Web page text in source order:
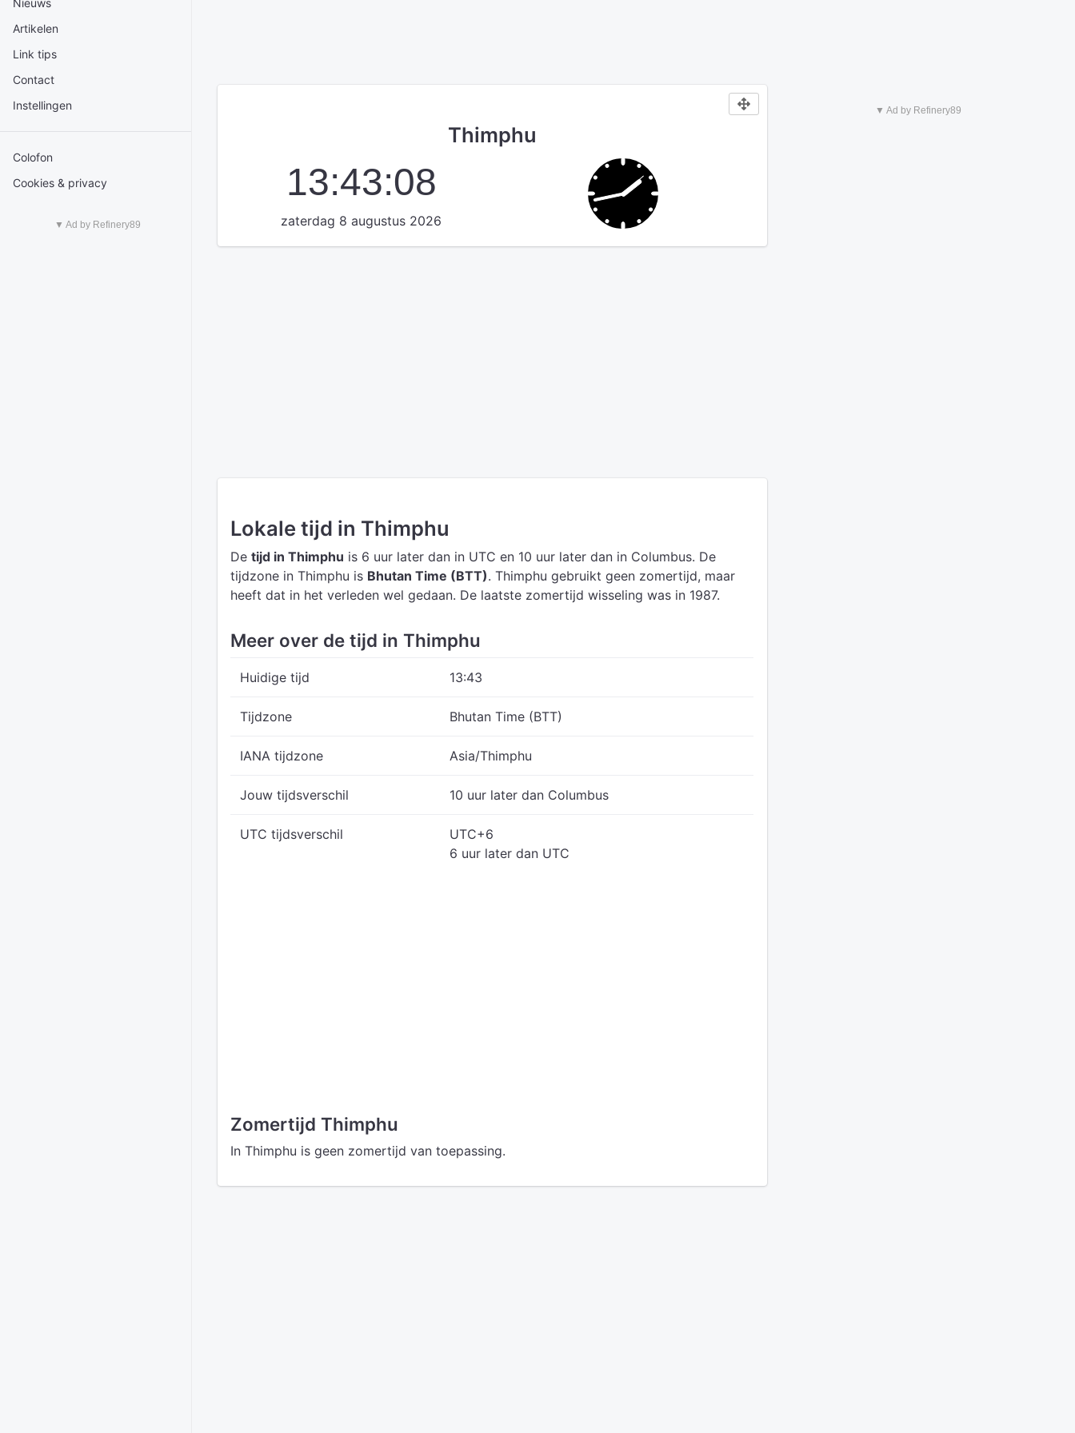
Nieuws
Artikelen
Link tips
Contact
Instellingen
Colofon
Cookies & privacy
▼ Ad by Refinery89
Thimphu
13:43:08
zaterdag 8 augustus 2026
Lokale tijd in Thimphu
De tijd in Thimphu is 6 uur later dan in UTC en 10 uur later dan in Columbus. De
tijdzone in Thimphu is Bhutan Time (BTT). Thimphu gebruikt geen zomertijd, maar
heeft dat in het verleden wel gedaan. De laatste zomertijd wisseling was in 1987.
Meer over de tijd in Thimphu
Huidige tijd 13:43
Tijdzone Bhutan Time (BTT)
IANA tijdzone Asia/Thimphu
Jouw tijdsverschil 10 uur later dan Columbus
UTC tijdsverschil
UTC+6
6 uur later dan UTC
Zomertijd Thimphu
In Thimphu is geen zomertijd van toepassing.
▼ Ad by Refinery89